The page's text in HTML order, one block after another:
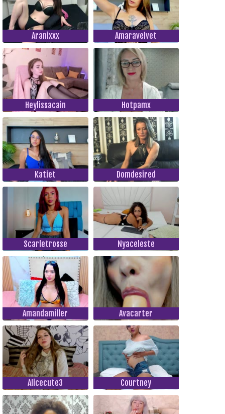
Aranixxx Amaravelvet
Heylissacain Hotpamx
Katiet Domdesired
Scarletrosse Nyaceleste
Amandamiller Avacarter
Alicecute3 Courtney